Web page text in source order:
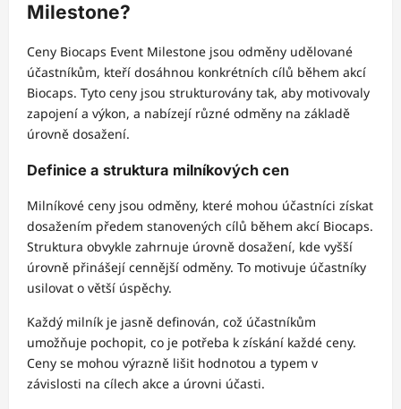
Milestone?
Ceny Biocaps Event Milestone jsou odměny udělované
účastníkům, kteří dosáhnou konkrétních cílů během akcí
Biocaps. Tyto ceny jsou strukturovány tak, aby motivovaly
zapojení a výkon, a nabízejí různé odměny na základě
úrovně dosažení.
Definice a struktura milníkových cen
Milníkové ceny jsou odměny, které mohou účastníci získat
dosažením předem stanovených cílů během akcí Biocaps.
Struktura obvykle zahrnuje úrovně dosažení, kde vyšší
úrovně přinášejí cennější odměny. To motivuje účastníky
usilovat o větší úspěchy.
Každý milník je jasně definován, což účastníkům
umožňuje pochopit, co je potřeba k získání každé ceny.
Ceny se mohou výrazně lišit hodnotou a typem v
závislosti na cílech akce a úrovni účasti.